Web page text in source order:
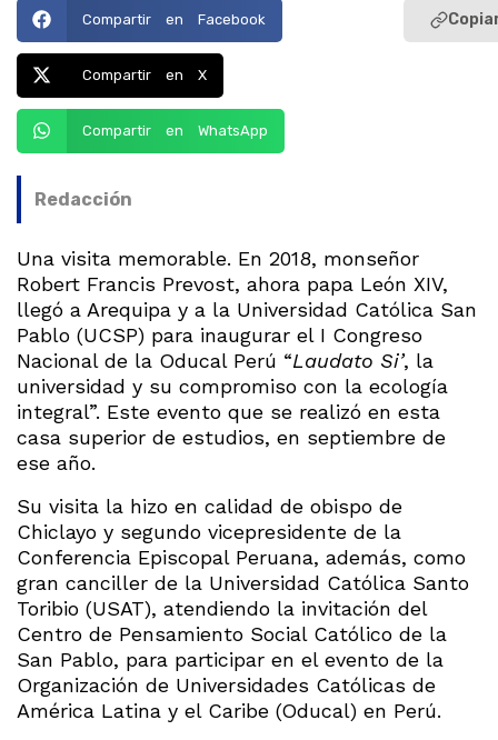
Compartir en Facebook
Compartir en X
Compartir en WhatsApp
Redacción
Una visita memorable. En 2018, monseñor
Robert Francis Prevost, ahora papa León XIV,
llegó a Arequipa y a la Universidad Católica San
Pablo (UCSP) para inaugurar el I Congreso
Nacional de la Oducal Perú “Laudato Si’, la
universidad y su compromiso con la ecología
integral”. Este evento que se realizó en esta
casa superior de estudios, en septiembre de
ese año.
Su visita la hizo en calidad de obispo de
Chiclayo y segundo vicepresidente de la
Conferencia Episcopal Peruana, además, como
gran canciller de la Universidad Católica Santo
Toribio (USAT), atendiendo la invitación del
Centro de Pensamiento Social Católico de la
San Pablo, para participar en el evento de la
Organización de Universidades Católicas de
América Latina y el Caribe (Oducal) en Perú.